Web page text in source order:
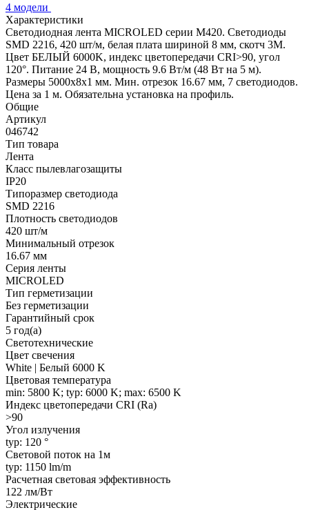
4 модели
Характеристики
Светодиодная лента MICROLED серии M420. Светодиоды
SMD 2216, 420 шт/м, белая плата шириной 8 мм, скотч 3M.
Цвет БЕЛЫЙ 6000K, индекс цветопередачи CRI>90, угол
120°. Питание 24 В, мощность 9.6 Вт/м (48 Вт на 5 м).
Размеры 5000x8x1 мм. Мин. отрезок 16.67 мм, 7 светодиодов.
Цена за 1 м. Обязательна установка на профиль.
Общие
Артикул
046742
Тип товара
Лента
Класс пылевлагозащиты
IP20
Типоразмер светодиода
SMD 2216
Плотность светодиодов
420 шт/м
Минимальный отрезок
16.67 мм
Серия ленты
MICROLED
Тип герметизации
Без герметизации
Гарантийный срок
5 год(а)
Светотехнические
Цвет свечения
White | Белый 6000 K
Цветовая температура
min: 5800 K; typ: 6000 K; max: 6500 K
Индекс цветопередачи CRI (Ra)
>90
Угол излучения
typ: 120 °
Световой поток на 1м
typ: 1150 lm/m
Расчетная световая эффективность
122 лм/Вт
Электрические